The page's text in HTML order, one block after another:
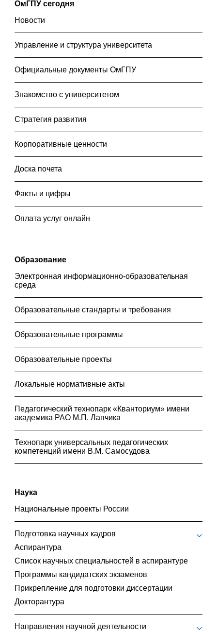
ОмГПУ сегодня
Новости
Управление и структура университета
Официальные документы ОмГПУ
Знакомство с университетом
Стратегия развития
Корпоративные ценности
Доска почета
Факты и цифры
Оплата услуг онлайн
Образование
Электронная информационно-образовательная
среда
Образовательные стандарты и требования
Образовательные программы
Образовательные проекты
Локальные нормативные акты
Педагогический технопарк «Кванториум» имени
академика РАО М.П. Лапчика
Технопарк универсальных педагогических
компетенций имени В.М. Самосудова
Наука
Национальные проекты России
Подготовка научных кадров
Аспирантура
Список научных специальностей в аспирантуре
Программы кандидатских экзаменов
Прикрепление для подготовки диссертации
Докторантура
Направления научной деятельности